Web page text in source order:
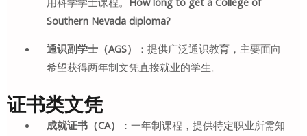
Southern Nevada diploma?
通识副学士（AGS）
：提供广泛通识教育，主要面向
希望获得两年制文凭直接就业的学生。
证书类文凭
成就证书（CA）
：一年制课程，提供特定职业所需知